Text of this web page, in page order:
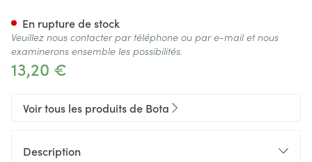
13,20 €
En rupture de stock
Veuillez nous contacter par téléphone ou par e-mail et nous
examinerons ensemble les possibilités.
Voir tous les produits de Bota
Description